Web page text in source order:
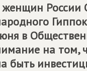
женщин
в
на том,
быть